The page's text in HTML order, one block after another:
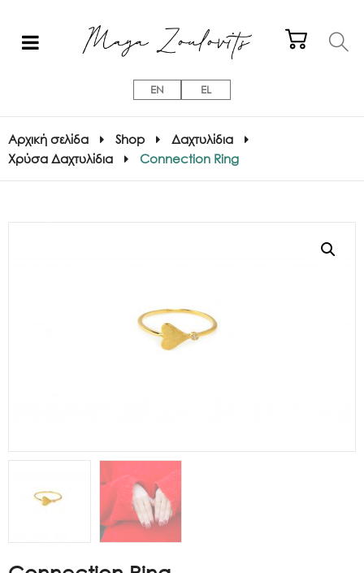
EN EL
Αρχική σελίδα Shop
Δαχτυλίδια
Χρύσα Δαχτυλίδια
Connection Ring